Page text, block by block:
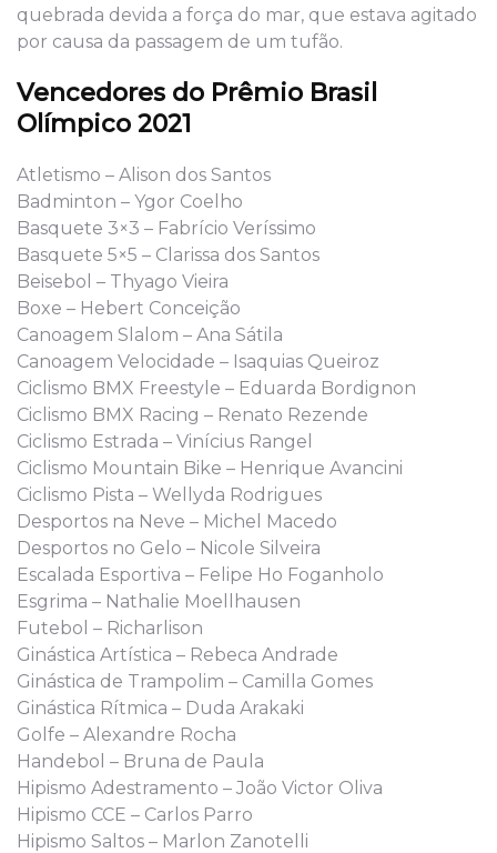
quebrada devida a força do mar, que estava agitado
por causa da passagem de um tufão.
Vencedores do Prêmio Brasil
Olímpico 2021
Atletismo – Alison dos Santos
Badminton – Ygor Coelho
Basquete 3×3 – Fabrício Veríssimo
Basquete 5×5 – Clarissa dos Santos
Beisebol – Thyago Vieira
Boxe – Hebert Conceição
Canoagem Slalom – Ana Sátila
Canoagem Velocidade – Isaquias Queiroz
Ciclismo BMX Freestyle – Eduarda Bordignon
Ciclismo BMX Racing – Renato Rezende
Ciclismo Estrada – Vinícius Rangel
Ciclismo Mountain Bike – Henrique Avancini
Ciclismo Pista – Wellyda Rodrigues
Desportos na Neve – Michel Macedo
Desportos no Gelo – Nicole Silveira
Escalada Esportiva – Felipe Ho Foganholo
Esgrima – Nathalie Moellhausen
Futebol – Richarlison
Ginástica Artística – Rebeca Andrade
Ginástica de Trampolim – Camilla Gomes
Ginástica Rítmica – Duda Arakaki
Golfe – Alexandre Rocha
Handebol – Bruna de Paula
Hipismo Adestramento – João Victor Oliva
Hipismo CCE – Carlos Parro
Hipismo Saltos – Marlon Zanotelli